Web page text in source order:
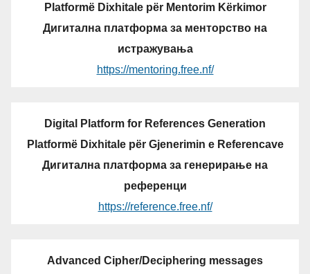
Platformë Dixhitale për Mentorim Kërkimor
Дигитална платформа за менторство на
истражувања
https://mentoring.free.nf/
Digital Platform for References Generation
Platformë Dixhitale për Gjenerimin e Referencave
Дигитална платформа за генерирање на
референци
https://reference.free.nf/
Advanced Cipher/Deciphering messages